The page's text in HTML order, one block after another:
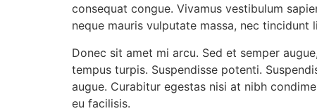
consequat congue. Vivamus vestibulum
neque mauris vulputate massa, nec
Donec sit amet mi arcu. Sed et semper
tempus turpis. Suspendisse potenti.
augue. Curabitur egestas nisi at nibh
eu facilisis.